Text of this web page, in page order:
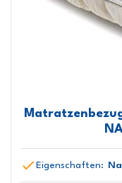
Eigenschaften: